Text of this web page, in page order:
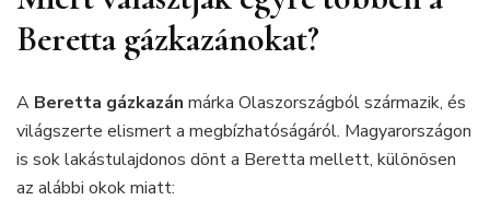
Beretta gázkazánokat?
A Beretta gázkazán márka Olaszországból származik, és
világszerte elismert a megbízhatóságáról. Magyarországon
is sok lakástulajdonos dönt a Beretta mellett, különösen
az alábbi okok miatt: